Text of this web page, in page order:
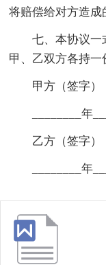
将赔偿给对方造成
七、本协议一
甲、乙双方各持一
甲方（签字）
________年
乙方（签字）
________年